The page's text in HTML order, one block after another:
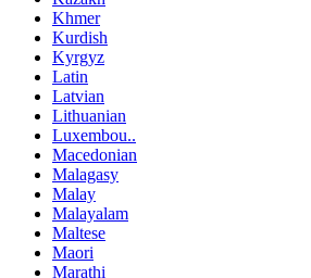
Khmer
Kurdish
Kyrgyz
Latin
Latvian
Lithuanian
Luxembou..
Macedonian
Malagasy
Malay
Malayalam
Maltese
Maori
Marathi